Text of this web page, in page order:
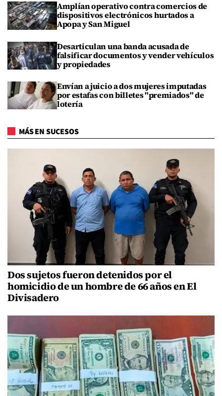
Amplían operativo contra comercios de
dispositivos electrónicos hurtados a
Apopa y San Miguel
Desarticulan una banda acusada de
falsificar documentos y vender vehículos
y propiedades
Envían a juicio a dos mujeres imputadas
por estafas con billetes "premiados" de
lotería
MÁS EN SUCESOS
Dos sujetos fueron detenidos por el
homicidio de un hombre de 66 años en El
Divisadero